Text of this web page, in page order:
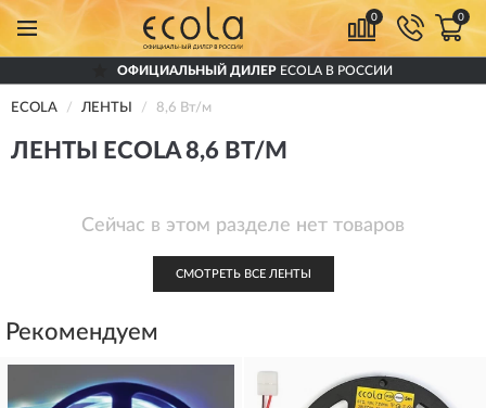
0 0
ОФИЦИАЛЬНЫЙ ДИЛЕРECOLA В РОССИИ
ECOLA ЛЕНТЫ 8,6 Вт/м
ЛЕНТЫ ECOLA 8,6 ВТ/М
Сейчас в этом разделе нет товаров
СМОТРЕТЬ ВСЕ ЛЕНТЫ
Рекомендуем